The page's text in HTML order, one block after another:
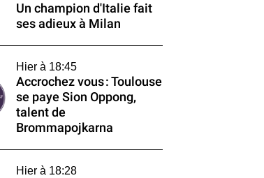
Un champion d'Italie fait
ses adieux à Milan
Hier à 18:45
Accrochez vous : Toulouse
se paye Sion Oppong,
talent de
Brommapojkarna
Hier à 18:28